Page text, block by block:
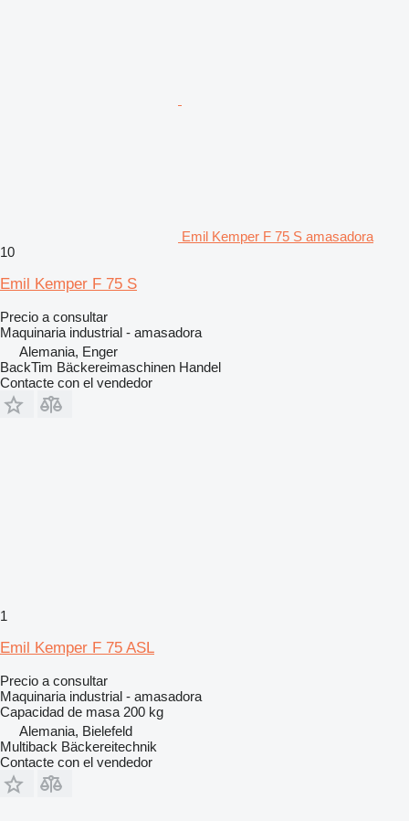
Emil Kemper F 75 S amasadora
10
Emil Kemper F 75 S
Precio a consultar
Maquinaria industrial - amasadora
Alemania, Enger
BackTim Bäckereimaschinen Handel
Contacte con el vendedor
1
Emil Kemper F 75 ASL
Precio a consultar
Maquinaria industrial - amasadora
Capacidad de masa 200 kg
Alemania, Bielefeld
Multiback Bäckereitechnik
Contacte con el vendedor